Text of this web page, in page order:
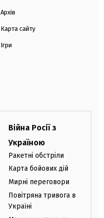
Архів
Карта сайту
Ігри
Війна Росії з
Україною
Ракетні обстріли
Карта бойових дій
Мирні переговори
Повітряна тривога в
Україні